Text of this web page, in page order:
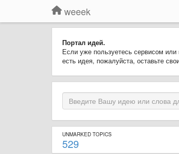
weeek
Портал идей.
Если уже пользуетесь сервисом
есть идея, пожалуйста, оставьте
UNMARKED TOPICS
529